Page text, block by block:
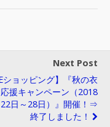
Next Post
ショッピング】『秋の衣
援キャンペーン（2018
日～28日）』開催！⇒
終了しました！